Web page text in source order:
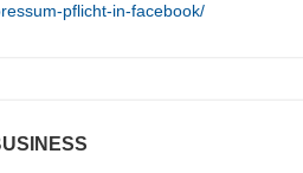
pflicht-in-facebook/